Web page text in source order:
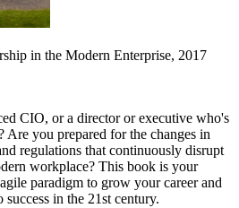
in the Modern Enterprise, 2017
CIO, or a director or executive who's
Are you prepared for the changes in
regulations that continuously disrupt
workplace? This book is your
paradigm to grow your career and
in the 21st century.